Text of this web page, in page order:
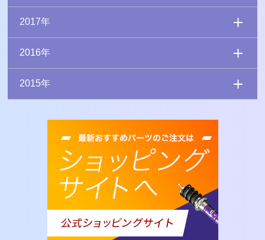
2017年
2016年
2015年